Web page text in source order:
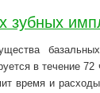
зубных
в течение 72
время и